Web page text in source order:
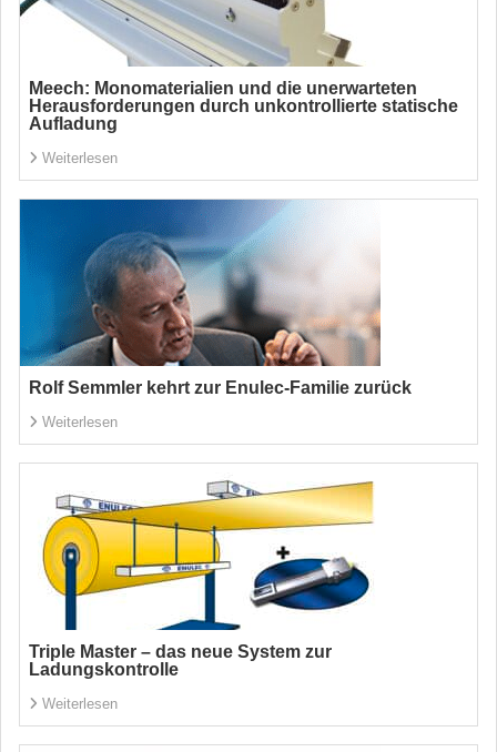
Meech: Monomaterialien und die unerwarteten
Herausforderungen durch unkontrollierte statische
Aufladung
Weiterlesen
Rolf Semmler kehrt zur Enulec-Familie zurück
Weiterlesen
Triple Master – das neue System zur
Ladungskontrolle
Weiterlesen